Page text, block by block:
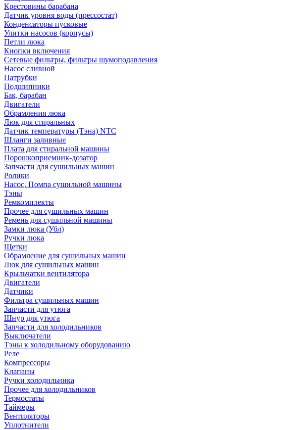
Крестовины барабана
Датчик уровня воды (прессостат)
Конденсаторы пусковые
Улитки насосов (корпусы)
Петли люка
Кнопки включения
Сетевые фильтры, фильтры шумоподавления
Насос сливной
Патрубки
Подшипники
Бак, барабан
Двигатели
Обрамления люка
Люк для стиральных
Датчик температуры (Тэна) NTC
Шланги заливные
Плата для стиральной машины
Порошкоприемник-дозатор
Запчасти для сушильных машин
Ролики
Насос, Помпа сушильной машины
Тэны
Ремкомплекты
Прочее для сушильных машин
Ремень для сушильной машины
Замки люка (Убл)
Ручки люка
Щетки
Обрамление для сушильных машин
Люк для сушильных машин
Крыльчатки вентилятора
Двигатели
Датчики
Фильтра сушильных машин
Запчасти для утюга
Шнур для утюга
Запчасти для холодильников
Выключатели
Тэны к холодильному оборудованию
Реле
Компрессоры
Клапаны
Ручки холодильника
Прочее для холодильников
Термостаты
Таймеры
Вентиляторы
Уплотнители